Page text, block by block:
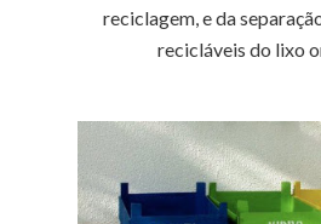
reciclagem, e da
recicláveis do lixo